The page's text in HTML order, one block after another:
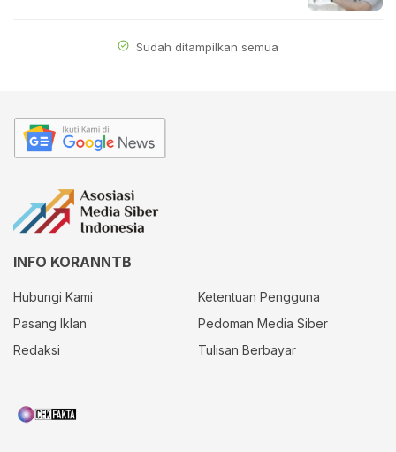
Sudah ditampilkan semua
INFO KORANNTB
Hubungi Kami
Ketentuan Pengguna
Pasang Iklan
Pedoman Media Siber
Redaksi
Tulisan Berbayar